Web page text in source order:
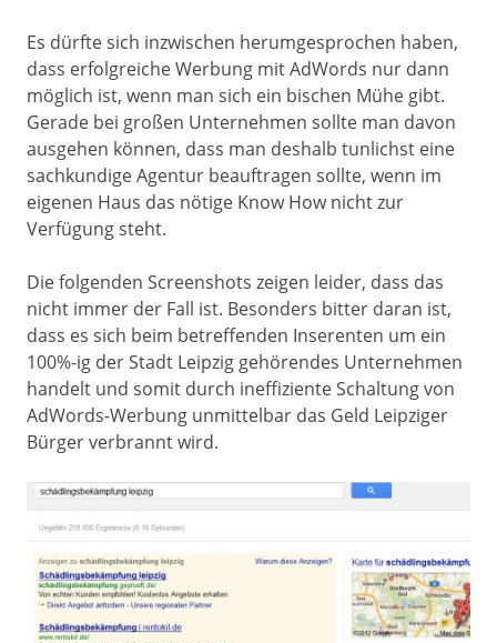
Es dürfte sich inzwischen herumgesprochen haben,
dass erfolgreiche Werbung mit AdWords nur dann
möglich ist, wenn man sich ein bischen Mühe gibt.
Gerade bei großen Unternehmen sollte man davon
ausgehen können, dass man deshalb tunlichst eine
sachkundige Agentur beauftragen sollte, wenn im
eigenen Haus das nötige Know How nicht zur
Verfügung steht.
Die folgenden Screenshots zeigen leider, dass das
nicht immer der Fall ist. Besonders bitter daran ist,
dass es sich beim betreffenden Inserenten um ein
100%-ig der Stadt Leipzig gehörendes Unternehmen
handelt und somit durch ineffiziente Schaltung von
AdWords-Werbung unmittelbar das Geld Leipziger
Bürger verbrannt wird.